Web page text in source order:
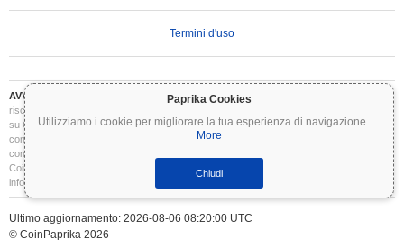
Paprika Cookies
Utilizziamo i cookie per migliorare la tua esperienza di navigazione. ...
More
Chiudi
Termini d'uso
AVVERTENZA IMPORTANTE:
Le criptovalute sono altamente volatili e comportano
rischi significativi. Potresti perdere parte o tutto il tuo investimento. Tutte le informazioni
su Coinpaprika sono fornite esclusivamente a scopo informativo e non costituiscono
consulenza finanziaria o di investimento. Conduci sempre le tue ricerche (DYOR) e
consulta un consulente finanziario qualificato prima di prendere decisioni di investimento.
Coinpaprika non è responsabile per eventuali perdite derivanti dall'uso di queste
informazioni.
Ultimo aggiornamento: 2026-08-06 08:20:00 UTC
© CoinPaprika 2026